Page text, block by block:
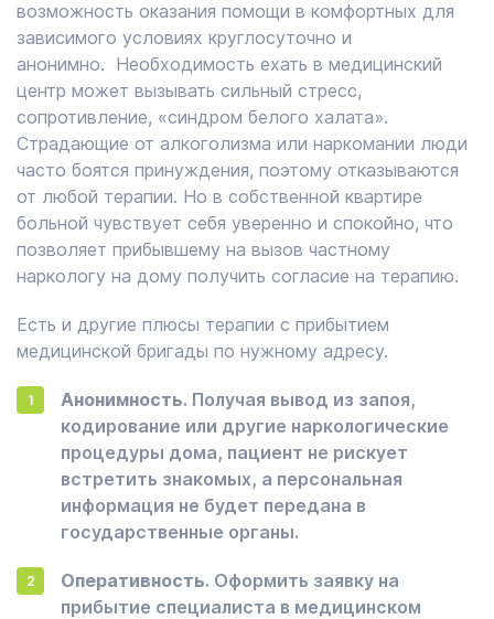
возможность оказания помощи в комфортных для
зависимого условиях круглосуточно и
анонимно. Необходимость ехать в медицинский
центр может вызывать сильный стресс,
сопротивление, «синдром белого халата».
Страдающие от алкоголизма или наркомании люди
часто боятся принуждения, поэтому отказываются
от любой терапии. Но в собственной квартире
больной чувствует себя уверенно и спокойно, что
позволяет прибывшему на вызов частному
наркологу на дому получить согласие на терапию.
Есть и другие плюсы терапии с прибытием
медицинской бригады по нужному адресу.
Анонимность. Получая вывод из запоя,
кодирование или другие наркологические
процедуры дома, пациент не рискует
встретить знакомых, а персональная
информация не будет передана в
государственные органы.
Оперативность. Оформить заявку на
прибытие специалиста в медицинском